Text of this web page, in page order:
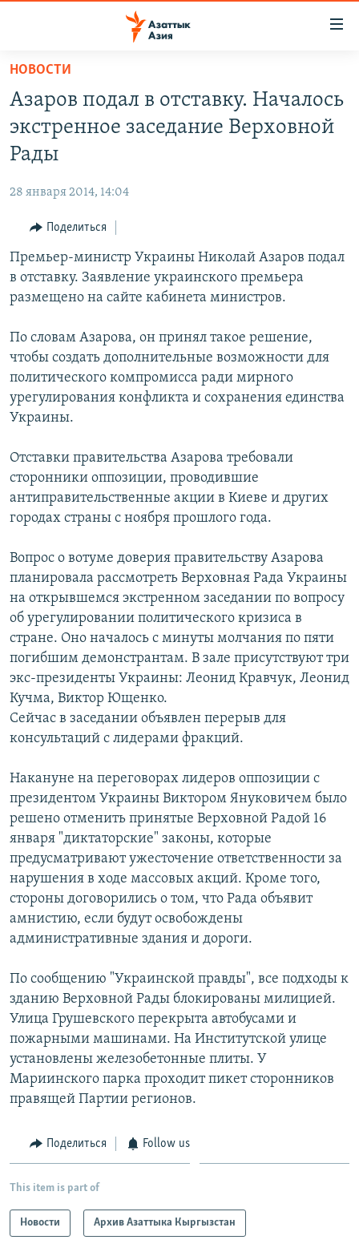
Вернуться
основному
содержанию
Вернутся
главной
навигации
Вернутся
поиску
КАЗАХСТАН
ТАДЖИКИСТАН
НОВОСТИ
ВОЙНА В УКРАИНЕ
ҚАЗАҚША
КЫРГЫЗЧА
ЎЗБЕКЧА
Все сайты РСЕ/РС
НОВОСТИ
Азаров подал в отставку. Началось
экстренное заседание Верховной
Рады
28 января 2014, 14:04
Поделиться
Премьер-министр Украины Николай Азаров подал
в отставку. Заявление украинского премьера
размещено на сайте кабинета министров.
По словам Азарова, он принял такое решение,
чтобы создать дополнительные возможности для
политического компромисса ради мирного
урегулирования конфликта и сохранения единства
Украины.
Отставки правительства Азарова требовали
сторонники оппозиции, проводившие
антиправительственные акции в Киеве и других
городах страны с ноября прошлого года.
Вопрос о вотуме доверия правительству Азарова
планировала рассмотреть Верховная Рада Украины
на открывшемся экстренном заседании по вопросу
об урегулировании политического кризиса в
стране. Оно началось с минуты молчания по пяти
погибшим демонстрантам. В зале присутствуют три
экс-президенты Украины: Леонид Кравчук, Леонид
Кучма, Виктор Ющенко.
Сейчас в заседании объявлен перерыв для
консультаций с лидерами фракций.
Накануне на переговорах лидеров оппозиции с
президентом Украины Виктором Януковичем было
решено отменить принятые Верховной Радой 16
января "диктаторские" законы, которые
предусматривают ужесточение ответственности за
нарушения в ходе массовых акций. Кроме того,
стороны договорились о том, что Рада объявит
амнистию, если будут освобождены
административные здания и дороги.
По сообщению "Украинской правды", все подходы к
зданию Верховной Рады блокированы милицией.
Улица Грушевского перекрыта автобусами и
пожарными машинами. На Институтской улице
установлены железобетонные плиты. У
Мариинского парка проходит пикет сторонников
правящей Партии регионов.
Поделиться Follow us
This item is part of
Новости Архив Азаттыка Кыргызстан